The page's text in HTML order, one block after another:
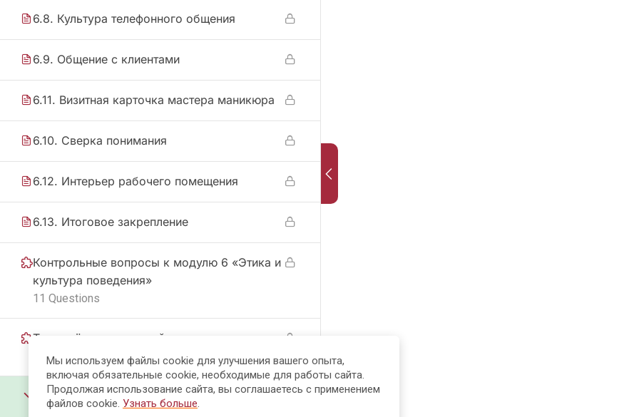
6.8. Культура телефонного общения
6.9. Общение с клиентами
6.11. Визитная карточка мастера маникюра
6.10. Сверка понимания
6.12. Интерьер рабочего помещения
6.13. Итоговое закрепление
Контрольные вопросы к модулю 6 «Этика и
культура поведения»
11 Questions
Тренажёр компетенций
25 Questions
Модуль 7. Психологические
53
Мы используем файлы cookie для улучшения вашего опыта,
включая обязательные cookie, необходимые для работы сайта.
Продолжая использование сайта, вы соглашаетесь с применением
файлов cookie. Узнать больше.